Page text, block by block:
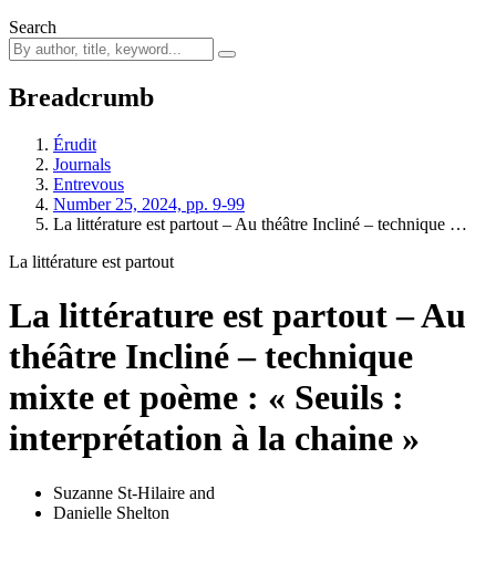
Search
Breadcrumb
Érudit
Journals
Entrevous
Number 25, 2024, pp. 9-99
La littérature est partout – Au théâtre Incliné – technique …
La littérature est partout
La littérature est partout – Au
théâtre Incliné – technique
mixte et poème : « Seuils :
interprétation à la chaine »
Suzanne St-Hilaire and
Danielle Shelton